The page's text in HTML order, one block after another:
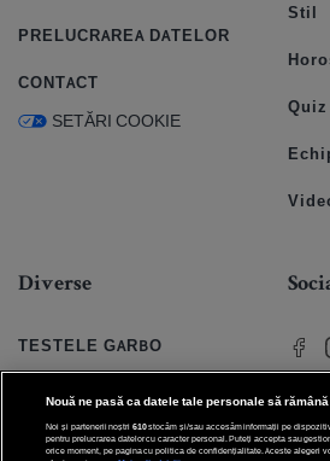
PRELUCRAREA DATELOR
CONTACT
SETĂRI COOKIE
Stil
Quiz
Diverse
TESTELE GARBO
HOROSCOP
HOROSCOPUL IUBIRII
Nouă ne pasă ca datele tale personale să
Noi și partenerii noștri 610stocăm și/sau accesăm informații pe
pentru prelucrarea datelor cu caracter personal. Puteți accepta sau
orice moment, pe pagina cu politica de confidențialitate. Aceste alegeri